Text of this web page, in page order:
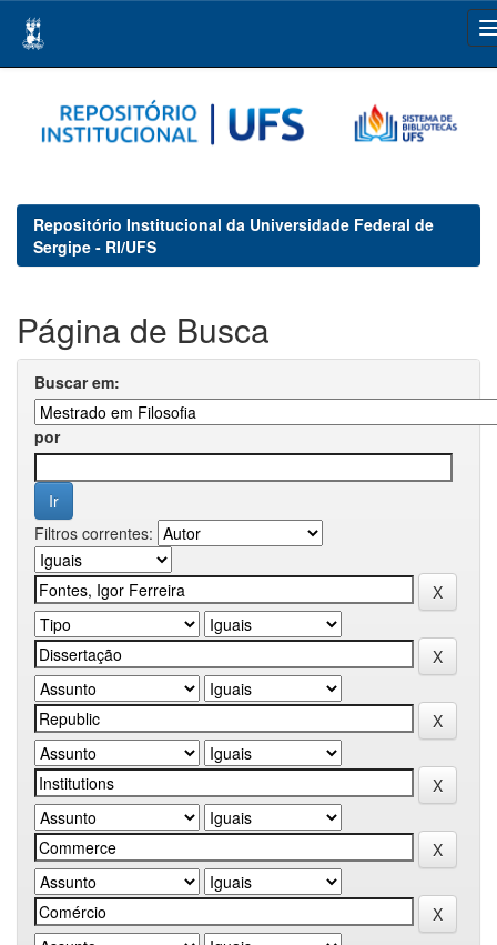
navigation
Repositório Institucional da Universidade Federal de
Sergipe - RI/UFS
Página de Busca
Buscar em:
por
Filtros correntes: